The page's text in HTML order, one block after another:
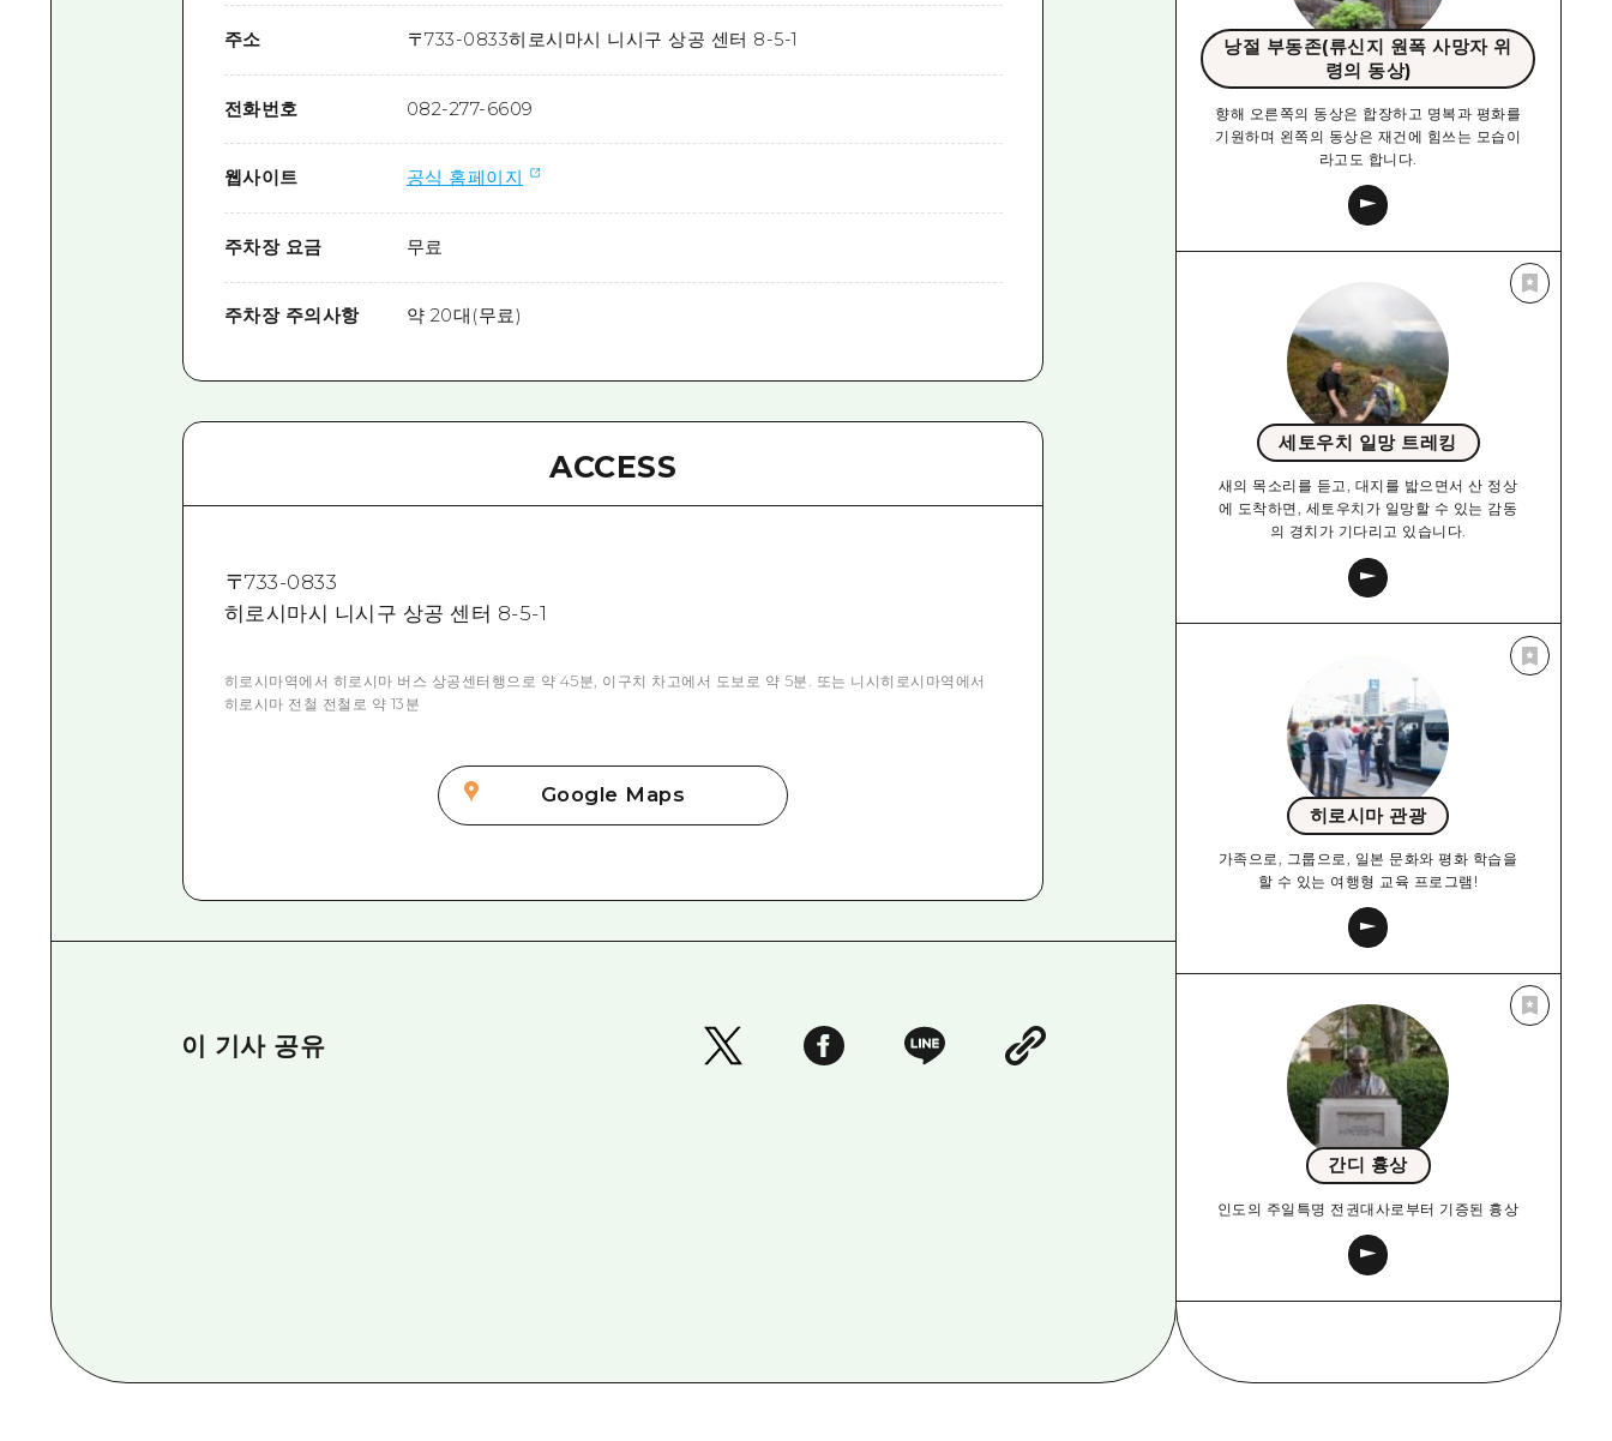
주소 〒733-0833히로시마시 니시구 상공 센터 8-5-1
전화번호 082-277-6609
웹사이트 공식 홈페이지
주차장 요금 무료
주차장 주의사항 약 20대(무료)
ACCESS
〒733-0833
히로시마시 니시구 상공 센터 8-5-1
히로시마역에서 히로시마 버스 상공센터행으로 약 45분, 이구치 차고에서 도보로 약 5분. 또는 니시히로시마역에서
히로시마 전철 전철로 약 13분
Google Maps
이 기사 공유
낭절 부동존(류신지 원폭 사망자 위
령의 동상)
향해 오른쪽의 동상은 합장하고 명복과 평화를
기원하며 왼쪽의 동상은 재건에 힘쓰는 모습이
라고도 합니다.
세토우치 일망 트레킹
새의 목소리를 듣고, 대지를 밟으면서 산 정상
에 도착하면, 세토우치가 일망할 수 있는 감동
의 경치가 기다리고 있습니다.
히로시마 관광
가족으로, 그룹으로, 일본 문화와 평화 학습을
할 수 있는 여행형 교육 프로그램!
간디 흉상
인도의 주일특명 전권대사로부터 기증된 흉상